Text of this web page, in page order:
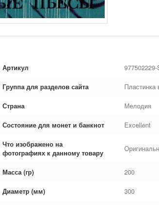
Артикул 977502229-
Группа для разделов сайта Пластинка
Страна Мелодия
Состояние для монет и банкнот Excellent
Что изображено на
фотографиях к данному товару
Масса (гр) 200
Диаметр (мм) 300